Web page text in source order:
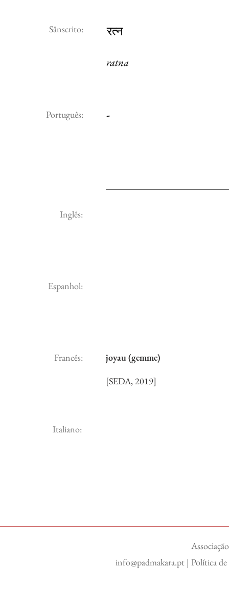
Sânscrito: रत्न
ratna
Português: -
Inglês:
Espanhol:
Francês:
joyau (gemme)
[SEDA, 2019]
Italiano:
info@padmakara.pt | Política